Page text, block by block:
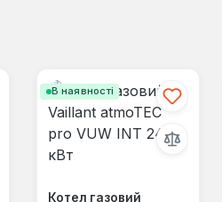
В наявності
Котел газовий